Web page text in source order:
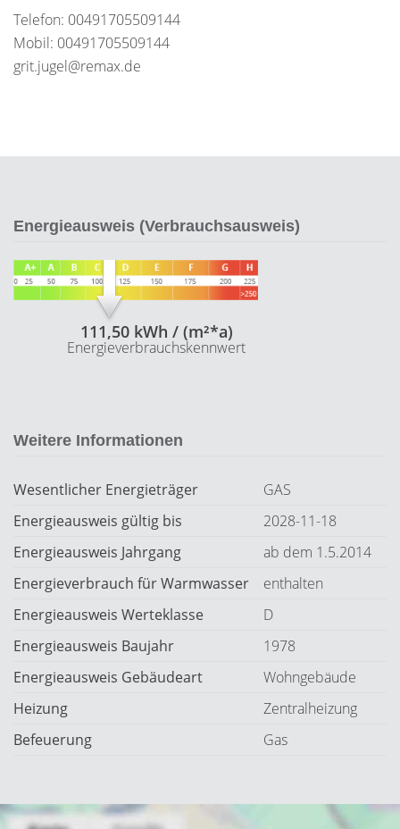
Telefon: 00491705509144
Mobil: 00491705509144
grit.jugel@remax.de
Energieausweis (Verbrauchsausweis)
111,50 kWh / (m²*a)
Energieverbrauchskennwert
Weitere Informationen
Wesentlicher Energieträger
GAS
Energieausweis gültig bis
2028-11-18
Energieausweis Jahrgang
ab dem 1.5.2014
Energieverbrauch für Warmwasser
enthalten
Energieausweis Werteklasse
D
Energieausweis Baujahr
1978
Energieausweis Gebäudeart
Wohngebäude
Heizung
Zentralheizung
Befeuerung
Gas